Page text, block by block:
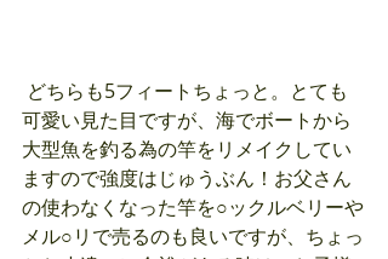
可愛い見た目ですが、海でボートから
大型魚を釣る為の竿をリメイクしてい
ますので強度はじゅうぶん！お父さん
の使わなくなった竿を○ックルベリーや
メル○リで売るのも良いですが、ちょっ